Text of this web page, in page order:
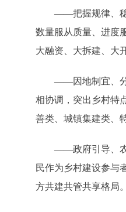
——把握规律、稳步
数量服从质量、进度
大融资、大拆建、大
——因地制宜、分类
相协调，突出乡村特
善类、城镇集建类、
——政府引导、农民
民作为乡村建设参与
方共建共管共享格局。